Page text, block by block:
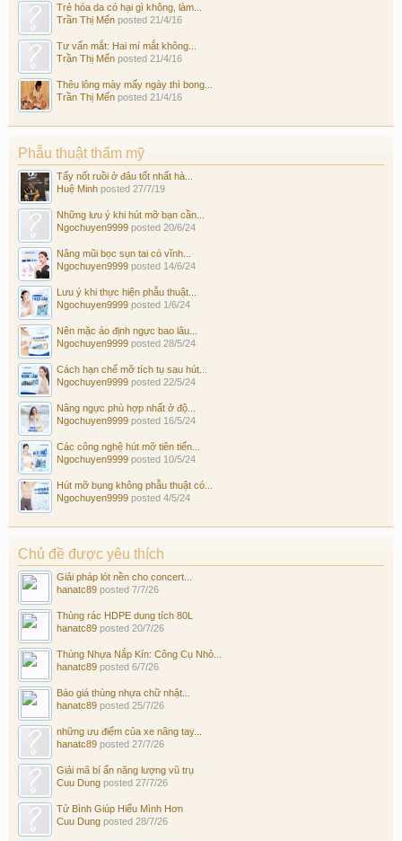
Trẻ hóa da có hại gì không, làm...
Trần Thị Mến posted 21/4/16
Tư vấn mắt: Hai mí mắt không...
Trần Thị Mến posted 21/4/16
Thêu lông mày mấy ngày thì bong...
Trần Thị Mến posted 21/4/16
Phẫu thuật thẩm mỹ
Tẩy nốt ruồi ở đâu tốt nhất hà...
Huệ Minh posted 27/7/19
Những lưu ý khi hút mỡ bạn cần...
Ngochuyen9999 posted 20/6/24
Nâng mũi bọc sụn tai có vĩnh...
Ngochuyen9999 posted 14/6/24
Lưu ý khi thực hiện phẫu thuật...
Ngochuyen9999 posted 1/6/24
Nên mặc áo định ngực bao lâu...
Ngochuyen9999 posted 28/5/24
Cách hạn chế mỡ tích tụ sau hút...
Ngochuyen9999 posted 22/5/24
Nâng ngực phù hợp nhất ở độ...
Ngochuyen9999 posted 16/5/24
Các công nghệ hút mỡ tiên tiến...
Ngochuyen9999 posted 10/5/24
Hút mỡ bụng không phẫu thuật có...
Ngochuyen9999 posted 4/5/24
Chủ đề được yêu thích
Giải pháp lót nền cho concert...
hanatc89 posted 7/7/26
Thùng rác HDPE dung tích 80L
hanatc89 posted 20/7/26
Thùng Nhựa Nắp Kín: Công Cụ Nhỏ...
hanatc89 posted 6/7/26
Báo giá thùng nhựa chữ nhật...
hanatc89 posted 25/7/26
những ưu điểm của xe nâng tay...
hanatc89 posted 27/7/26
Giải mã bí ẩn năng lượng vũ trụ
Cuu Dung posted 27/7/26
Tử Bình Giúp Hiểu Mình Hơn
Cuu Dung posted 28/7/26